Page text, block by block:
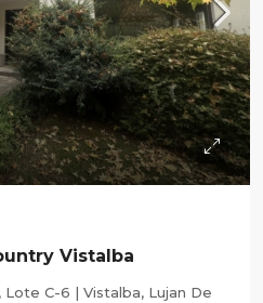
Vistalba
C-6 | Vistalba, Lujan De